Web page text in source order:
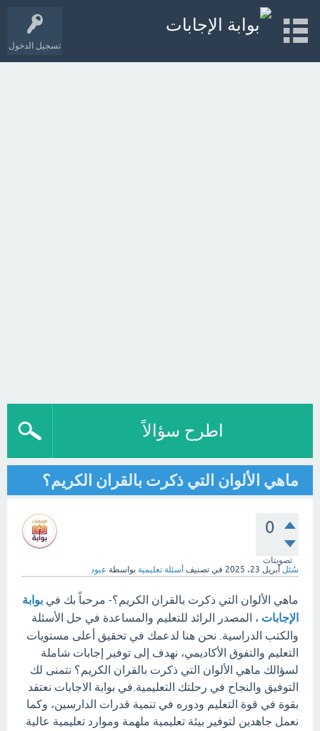
تسجيل الدخول
اطرح سؤالاً
ماهي الألوان التي ذكرت بالقران الكريم؟
0
تصويتات
سُئل أبريل 23، 2025 في تصنيف أسئلة تعليمية بواسطة عبود
ماهي الألوان التي ذكرت بالقران الكريم؟- مرحباً بك في بوابة
الإجابات ، المصدر الرائد للتعليم والمساعدة في حل الأسئلة
والكتب الدراسية. نحن هنا لدعمك في تحقيق أعلى مستويات
التعليم والتفوق الأكاديمي، نهدف إلى توفير إجابات شاملة
لسؤالك ماهي الألوان التي ذكرت بالقران الكريم؟ نتمنى لك
التوفيق والنجاح في رحلتك التعليمية.في بوابة الاجابات نعتقد
بقوة في قوة التعليم ودوره في تنمية قدرات الدارسين، وكما
نعمل جاهدين لتوفير بيئة تعليمية ملهمة وموارد تعليمية عالية